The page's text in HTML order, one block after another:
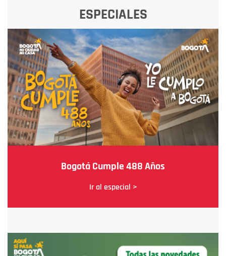
ESPECIALES
Bogotá Cumple 488 Años
Ir al especial >